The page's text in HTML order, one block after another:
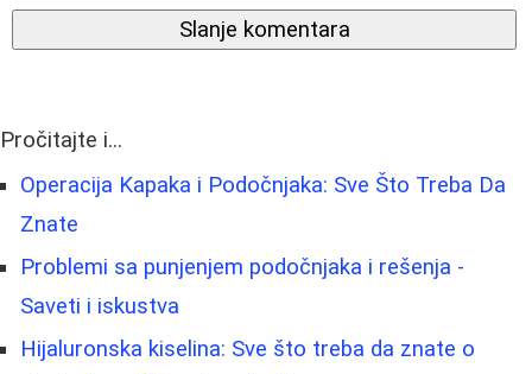
Slanje komentara
Pročitajte i...
Operacija Kapaka i Podočnjaka: Sve Što Treba Da
Znate
Problemi sa punjenjem podočnjaka i rešenja -
Saveti i iskustva
Hijaluronska kiselina: Sve što treba da znate o